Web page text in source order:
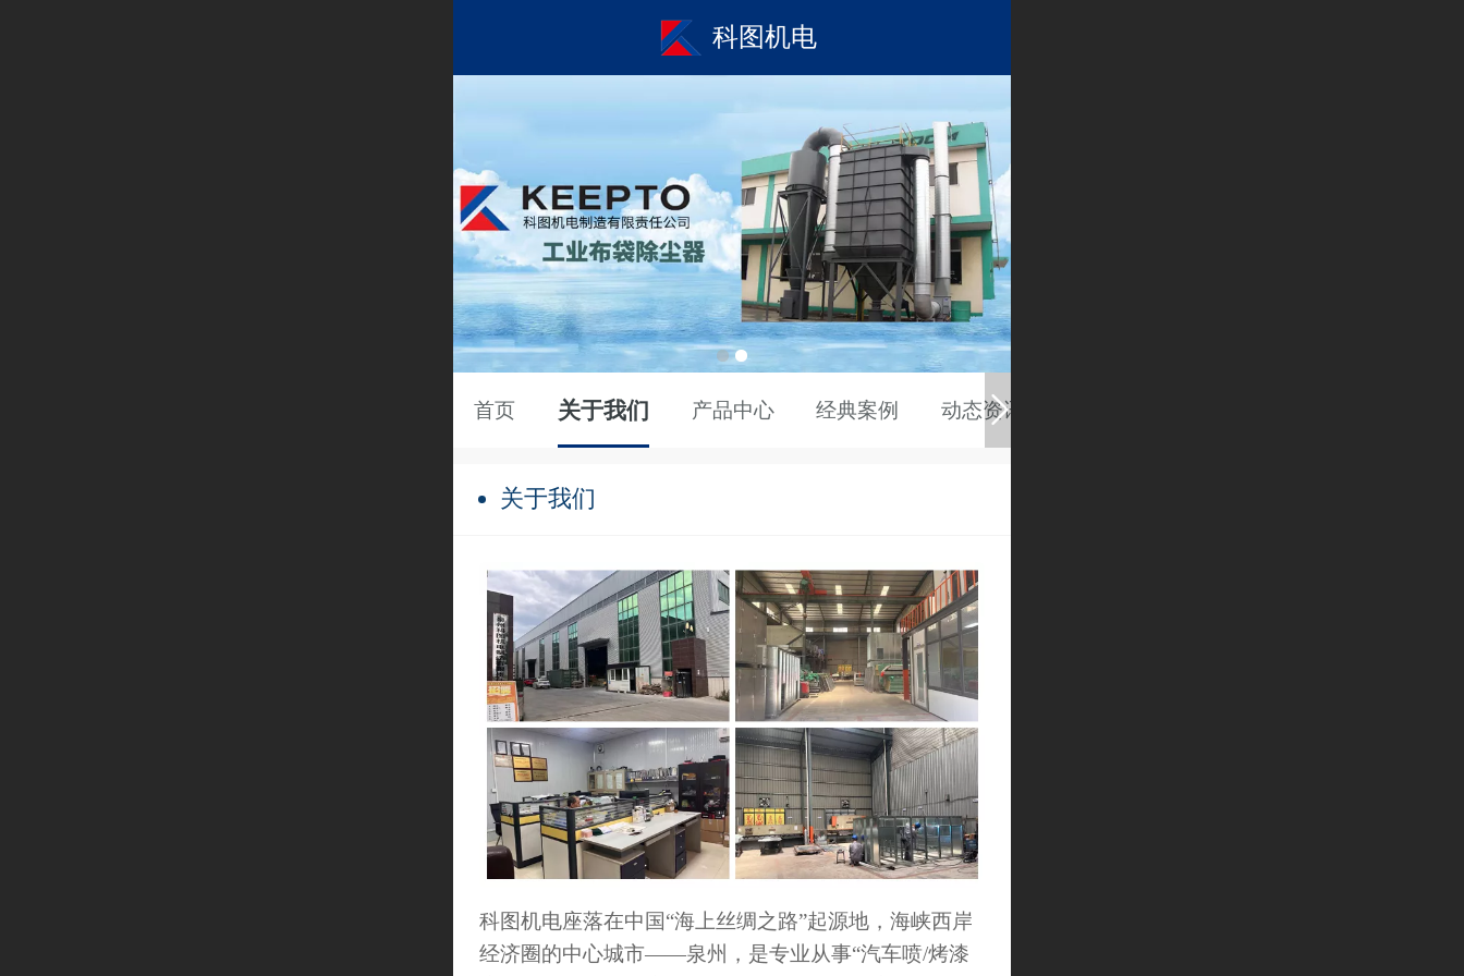
科图机电
首页 关于我们 产品中心 经典案例 动态资讯
关于我们
科图机电座落在中国“海上丝绸之路”起源地，海峡西岸
经济圈的中心城市——泉州，是专业从事“汽车喷/烤漆